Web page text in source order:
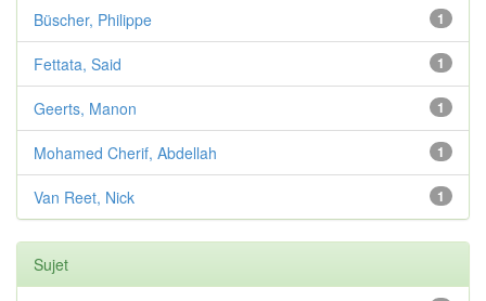
1
Büscher, Philippe
1
Fettata, Said
1
Geerts, Manon
1
Mohamed Cherif, Abdellah
1
Van Reet, Nick
Sujet